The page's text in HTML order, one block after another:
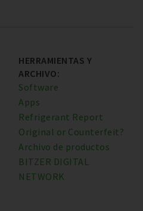
HERRAMIENTAS Y
ARCHIVO:
Software
Apps
Refrigerant Report
Original or Counterfeit?
Archivo de productos
BITZER DIGITAL
NETWORK